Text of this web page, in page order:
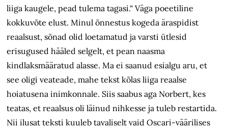
liiga kaugele, pead tulema tagasi.“ Väga poeetiline
kokkuvõte elust. Minul õnnestus kogeda äraspidist
reaalsust, sõnad olid loetamatud ja varsti ütlesid
erisugused hääled selgelt, et pean naasma
kindlaksmääratud alasse. Ma ei saanud esialgu aru, et
see oligi veateade, mahe tekst kõlas liiga reaalse
hoiatusena inimkonnale. Siis saabus aga Norbert, kes
teatas, et reaalsus oli läinud nihkesse ja tuleb restartida.
Nii ilusat teksti kuuleb tavaliselt vaid Oscari-väärilises